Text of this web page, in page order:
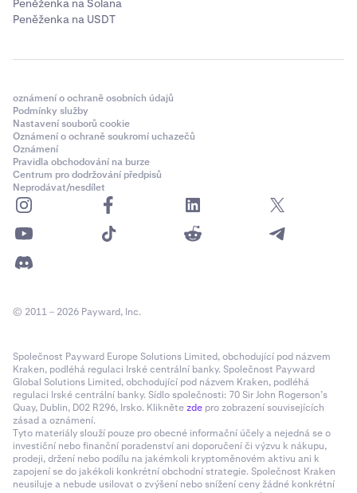
Peněženka na Solana
Peněženka na USDT
oznámení o ochraně osobních údajů
Podmínky služby
Nastavení souborů cookie
Oznámení o ochraně soukromí uchazečů
Oznámení
Pravidla obchodování na burze
Centrum pro dodržování předpisů
Neprodávat/nesdílet
© 2011 – 2026 Payward, Inc.
Společnost Payward Europe Solutions Limited, obchodující pod názvem
Kraken, podléhá regulaci Irské centrální banky. Společnost Payward
Global Solutions Limited, obchodující pod názvem Kraken, podléhá
regulaci Irské centrální banky. Sídlo společnosti: 70 Sir John Rogerson’s
Quay, Dublin, D02 R296, Irsko. Kliknětezde pro zobrazení souvisejících
zásad a oznámení.
Tyto materiály slouží pouze pro obecné informační účely a nejedná se o
investiční nebo finanční poradenství ani doporučení či výzvu k nákupu,
prodeji, držení nebo podílu na jakémkoli kryptoměnovém aktivu ani k
zapojení se do jakékoli konkrétní obchodní strategie. Společnost Kraken
neusiluje a nebude usilovat o zvýšení nebo snížení ceny žádné konkrétní